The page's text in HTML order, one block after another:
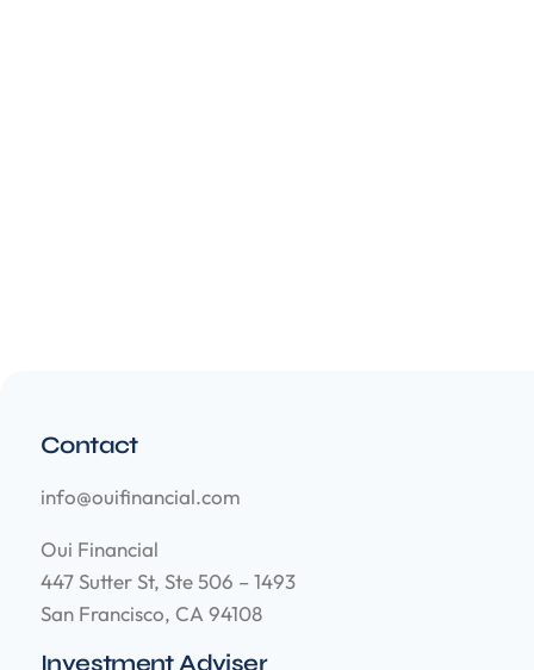
Contact
info@ouifinancial.com
Oui Financial
447 Sutter St, Ste 506 – 1493
San Francisco, CA 94108
Investment Adviser